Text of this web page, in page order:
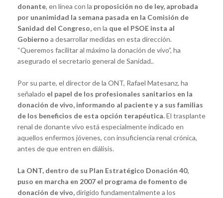
donante, en línea con la proposición no de ley, aprobada
por unanimidad la semana pasada en la Comisión de
Sanidad del Congreso,en la que el PSOE insta al
Gobierno a desarrollar medidas en esta dirección.
“Queremos facilitar al máximo la donación de vivo”, ha
asegurado el secretario general de Sanidad..
Por su parte, el director de la ONT, Rafael Matesanz, ha
señalado el papel de los profesionales sanitarios en la
donación de vivo, informando al paciente y a sus familias
de los beneficios de esta opción terapéutica.El trasplante
renal de donante vivo está especialmente indicado en
aquellos enfermos jóvenes, con insuficiencia renal crónica,
antes de que entren en diálisis.
La ONT, dentro de su Plan Estratégico Donación 40,
puso en marcha en 2007 el programa de fomento de
donación de vivo,dirigido fundamentalmente a los